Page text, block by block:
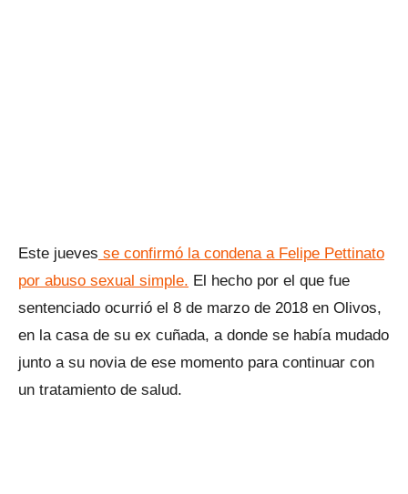
Este jueves se confirmó la condena a Felipe Pettinato
por abuso sexual simple. El hecho por el que fue
sentenciado ocurrió el 8 de marzo de 2018 en Olivos,
en la casa de su ex cuñada, a donde se había mudado
junto a su novia de ese momento para continuar con
un tratamiento de salud.